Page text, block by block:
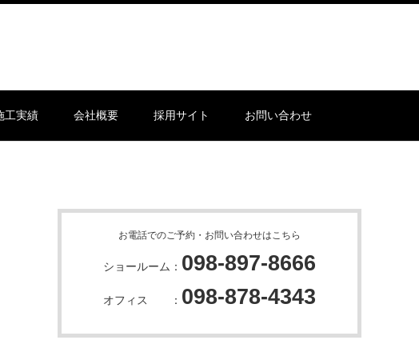
工実績 会社概要 採用サイト お問い合わせ
お電話でのご予約・お問い合わせはこちら
ショールーム： 098-897-8666
オフィス ： 098-878-4343